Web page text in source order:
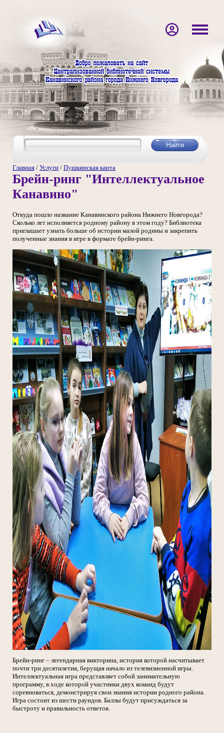
Главная / Услуги / Пушкинская карта
Брейн-ринг "Интеллектуальное
Канавино"
Откуда пошло название Канавинского района Нижнего Новгорода?
Сколько лет исполняется родному району в этом году? Библиотека
приглашает узнать больше об истории малой родины и закрепить
полученные знания в игре в формате брейн-ринга.
Брейн-ринг – легендарная викторина, история которой насчитывает
почти три десятилетия, берущая начало из телевизионной игры.
Интеллектуальная игра представляет собой занимательную
программу, в ходе которой участники двух команд будут
соревноваться, демонстрируя свои знания истории родного района.
Игра состоит из шести раундов. Баллы будут присуждаться за
быстроту и правильность ответов.